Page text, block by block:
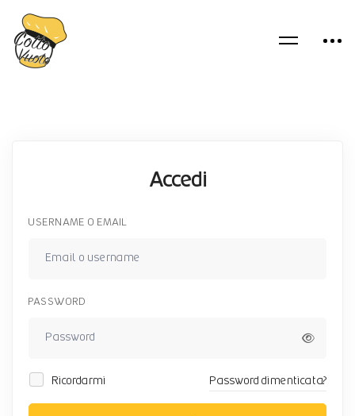
Accedi
USERNAME O EMAIL
PASSWORD
Ricordarmi Password dimenticata?